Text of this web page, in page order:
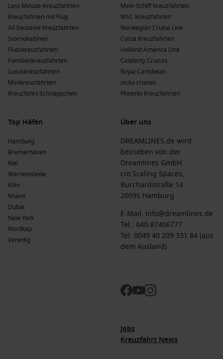
Last-Minute-Kreuzfahrten
Kreuzfahrten mit Flug
All Inclusive Kreuzfahrten
Stornokabinen
Flusskreuzfahrten
Familienkreuzfahrten
Luxuskreuzfahrten
Minikreuzfahrten
Kreuzfahrt-Schnäppchen
Mein Schiff Kreuzfahrten
MSC Kreuzfahrten
Norwegian Cruise Line
Costa Kreuzfahrten
Holland America Line
Celebrity Cruises
Royal Caribbean
nicko cruises
Phoenix Kreuzfahrten
Top Häfen
Hamburg
Bremerhaven
Kiel
Warnemünde
Köln
Miami
Dubai
New York
Nordkap
Venedig
Über uns
DREAMLINES.de wird
betrieben von der
Dreamlines GmbH
c/o Scaling Spaces,
Burchardstraße 14
20095 Hamburg
E-Mail: info@dreamlines.de
Tel.: 040-87406777
Tel: 0049 40 209 331 84 (aus
dem Ausland)
Jobs
Kreuzfahrt News